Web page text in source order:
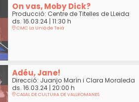
On vas, Moby Dick?
Producció: Centre de Titelles de LLeida
ds. 16.03.24| 11:30 h
CMC La Unió de Teià
Adéu, Jane!
Direcció: Juanjo Marín i Clara Moraleda
ds. 16.03.24| 20:00 h
CASAL DE CULTURA DE VALLROMANES